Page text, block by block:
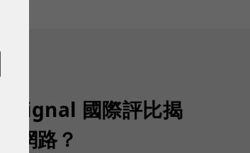
國際評比揭
網路？